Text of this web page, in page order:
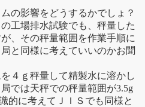
の影響をどうするかでしょ？
工場排水試験でも、秤量した
、その秤量範囲を作業手順に
と同様に考えていいのかお聞
４ｇ秤量して精製水に溶かし
では天秤での秤量範囲が3.5g
的に考えてＪＩＳでも同様と